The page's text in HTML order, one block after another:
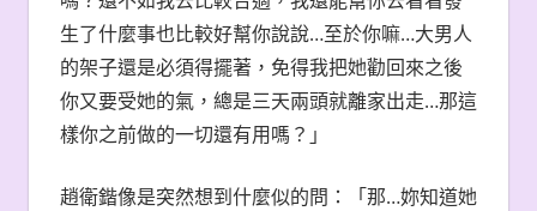
生了什麼事也比較好幫你說說…至於你嘛…大男人
的架子還是必須得擺著，免得我把她勸回來之後
你又要受她的氣，總是三天兩頭就離家出走…那這
樣你之前做的一切還有用嗎？」
趙衛鍇像是突然想到什麼似的問：「那…妳知道她